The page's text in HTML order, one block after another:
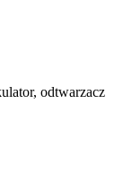
odtwarzacz